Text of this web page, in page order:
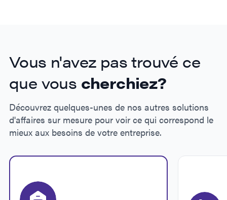
Vous n'avez pas trouvé ce
que vous cherchiez?
Découvrez quelques-unes de nos autres solutions
d'affaires sur mesure pour voir ce qui correspond le
mieux aux besoins de votre entreprise.